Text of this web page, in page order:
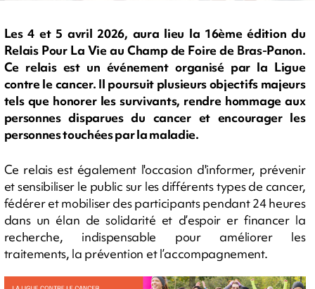
Les 4 et 5 avril 2026, aura lieu la 16ème édition du
Relais Pour La Vie au Champ de Foire de Bras-Panon.
Ce relais est un événement organisé par la Ligue
contre le cancer. Il poursuit plusieurs objectifs majeurs
tels que honorer les survivants, rendre hommage aux
personnes disparues du cancer et encourager les
personnes touchées par la maladie.
Ce relais est également l'occasion d'informer, prévenir
et sensibiliser le public sur les différents types de cancer,
fédérer et mobiliser des participants pendant 24 heures
dans un élan de solidarité et d’espoir er financer la
recherche, indispensable pour améliorer les
traitements, la prévention et l’accompagnement.